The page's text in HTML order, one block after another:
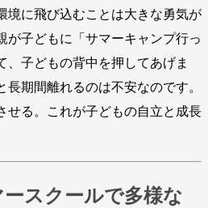
に飛び込むことは大きな勇気が
が子どもに「サマーキャンプ行っ
、子どもの背中を押してあげま
期間離れるのは不安なのです。
せる。これが子どもの自立と成長
スクールで多様な